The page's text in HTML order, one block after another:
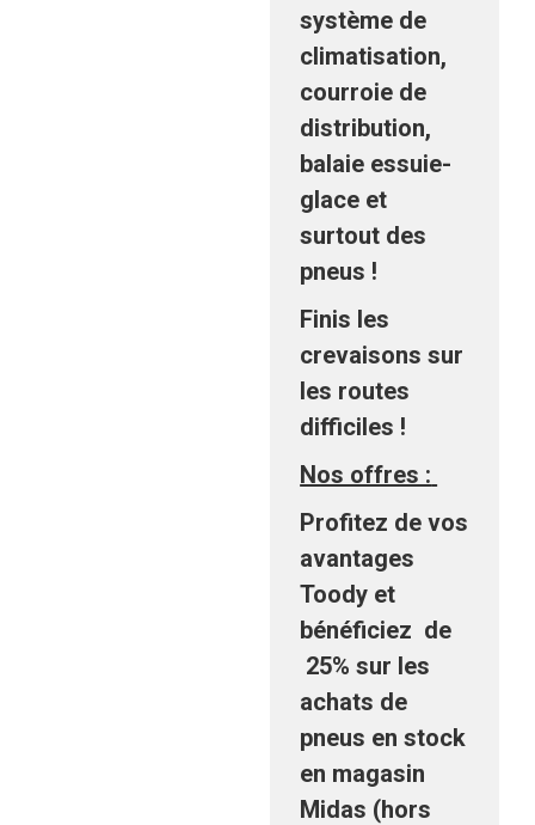
système de
climatisation,
courroie de
distribution,
balaie essuie-
glace et
surtout des
pneus !
Finis les
crevaisons sur
les routes
difficiles !
Nos offres :
Profitez de vos
avantages
Toody et
bénéficiez de
25%sur les
achats de
pneus en stock
en magasin
Midas (hors